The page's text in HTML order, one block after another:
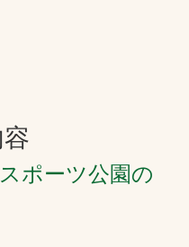
ポーツ公園の